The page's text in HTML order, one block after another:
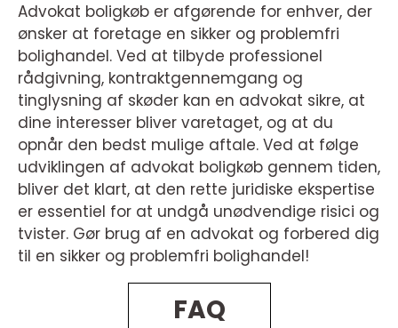
Advokat boligkøb er afgørende for enhver, der
ønsker at foretage en sikker og problemfri
bolighandel. Ved at tilbyde professionel
rådgivning, kontraktgennemgang og
tinglysning af skøder kan en advokat sikre, at
dine interesser bliver varetaget, og at du
opnår den bedst mulige aftale. Ved at følge
udviklingen af advokat boligkøb gennem tiden,
bliver det klart, at den rette juridiske ekspertise
er essentiel for at undgå unødvendige risici og
tvister. Gør brug af en advokat og forbered dig
til en sikker og problemfri bolighandel!
FAQ